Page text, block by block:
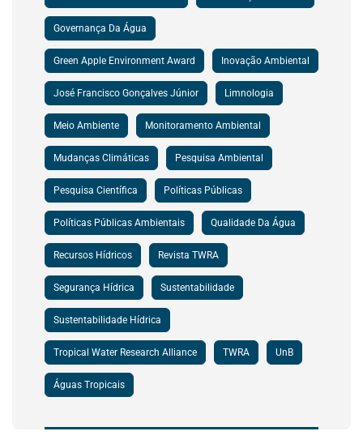
Governança Da Água
Green Apple Environment Award Inovação Ambiental
José Francisco Gonçalves Júnior Limnologia
Meio Ambiente Monitoramento Ambiental
Mudanças Climáticas Pesquisa Ambiental
Pesquisa Científica Políticas Públicas
Políticas Públicas Ambientais Qualidade Da Água
Recursos Hídricos Revista TWRA
Segurança Hídrica Sustentabilidade
Sustentabilidade Hídrica
Tropical Water Research Alliance TWRA UnB
Águas Tropicais